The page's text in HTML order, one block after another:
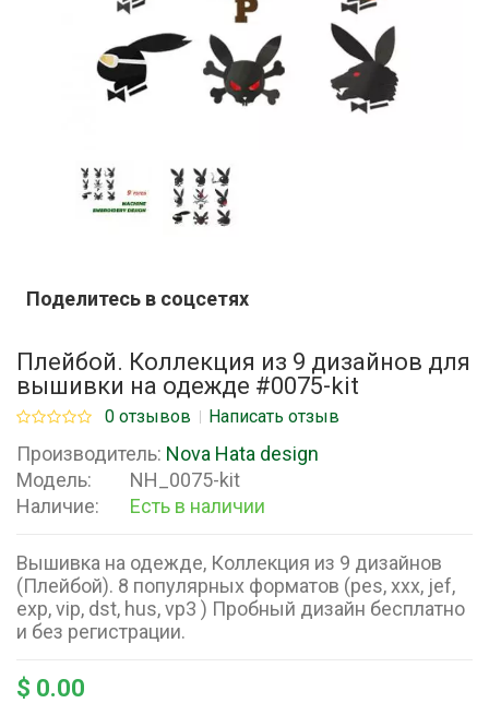
Поделитесь в соцсетях
Плейбой. Коллекция из 9 дизайнов для
вышивки на одежде #0075-kit
0 отзывов Написать отзыв
Производитель: Nova Hata design
Модель:
NH_0075-kit
Наличие:
Есть в наличии
Вышивка на одежде, Коллекция из 9 дизайнов
(Плейбой). 8 популярных форматов (pes, xxx, jef,
exp, vip, dst, hus, vp3 ) Пробный дизайн бесплатно
и без регистрации.
$ 0.00